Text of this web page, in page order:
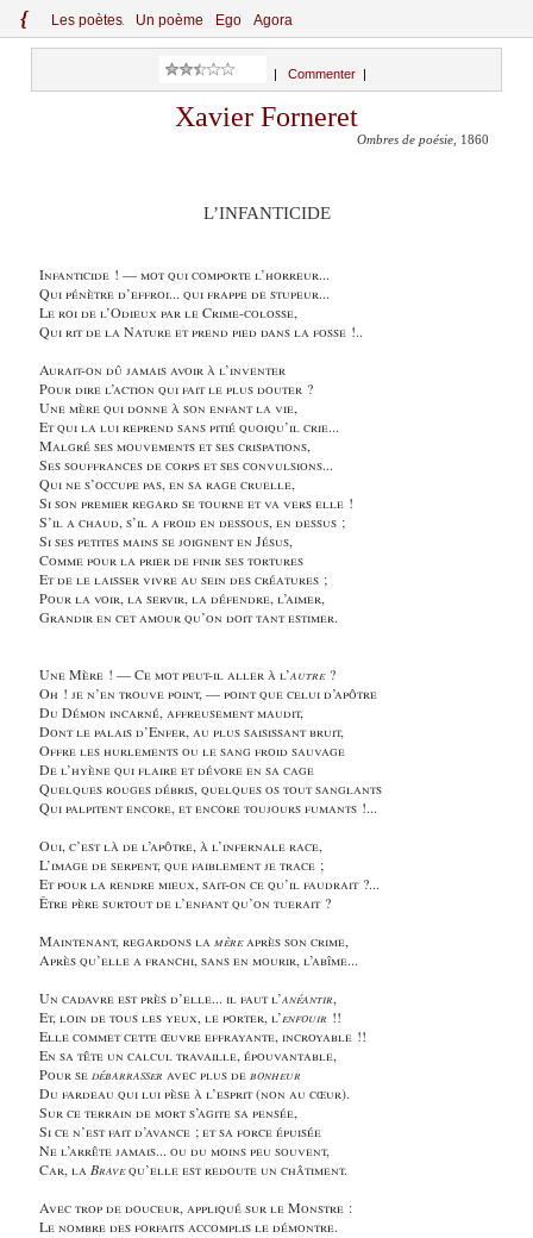
{ Les poètes Un poème Ego Agora
Commenter
Xavier Forneret
Ombres de poésie , 1860
L’INFANTICIDE
Infanticide ! — mot qui comporte l’horreur...
Qui pénètre d’effroi... qui frappe de stupeur...
Le roi de l’Odieux par le Crime-colosse,
Qui rit de la Nature et prend pied dans la fosse !..
Aurait-on dû jamais avoir à l’inventer
Pour dire l’action qui fait le plus douter ?
Une mère qui donne à son enfant la vie,
Et qui la lui reprend sans pitié quoiqu’il crie...
Malgré ses mouvements et ses crispations,
Ses souffrances de corps et ses convulsions...
Qui ne s’occupe pas, en sa rage cruelle,
Si son premier regard se tourne et va vers elle !
S’il a chaud, s’il a froid en dessous, en dessus ;
Si ses petites mains se joignent en Jésus,
Comme pour la prier de finir ses tortures
Et de le laisser vivre au sein des créatures ;
Pour la voir, la servir, la défendre, l’aimer,
Grandir en cet amour qu’on doit tant estimer.
Une Mère ! — Ce mot peut-il aller à l’autre?
Oh ! je n’en trouve point, — point que celui d’apôtre
Du Démon incarné, affreusement maudit,
Dont le palais d’Enfer, au plus saisissant bruit,
Offre les hurlements ou le sang froid sauvage
De l’hyène qui flaire et dévore en sa cage
Quelques rouges débris, quelques os tout sanglants
Qui palpitent encore, et encore toujours fumants !...
Oui, c’est là de l’apôtre, à l’infernale race,
L’image de serpent, que faiblement je trace ;
Et pour la rendre mieux, sait-on ce qu’il faudrait ?...
Être père surtout de l’enfant qu’on tuerait ?
Maintenant, regardons la mèreaprès son crime,
Après qu’elle a franchi, sans en mourir, l’abîme...
Un cadavre est près d’elle... il faut l’anéantir,
Et, loin de tous les yeux, le porter, l’enfouir !!
Elle commet cette œuvre effrayante, incroyable !!
En sa tête un calcul travaille, épouvantable,
Pour se débarrasser avec plus de bonheur
Du fardeau qui lui pèse à l’esprit (non au cœur).
Sur ce terrain de mort s’agite sa pensée,
Si ce n’est fait d’avance ; et sa force épuisée
Ne l’arrête jamais... ou du moins peu souvent,
Car, la Bravequ’elle est redoute un châtiment.
Avec trop de douceur, appliqué sur le Monstre :
Le nombre des forfaits accomplis le démontre.